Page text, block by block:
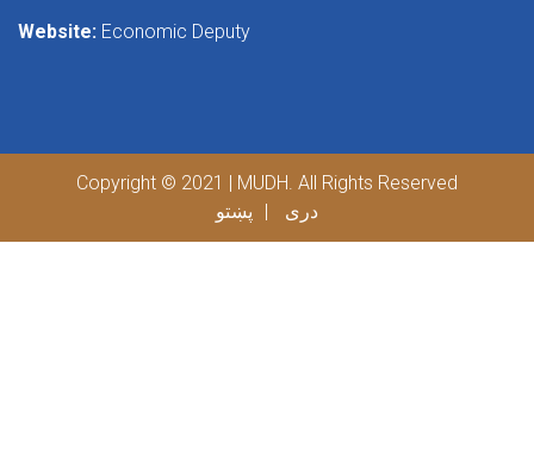
Website: Economic Deputy
Copyright © 2021 | MUDH. All Rights Reserved
پښتو
دری